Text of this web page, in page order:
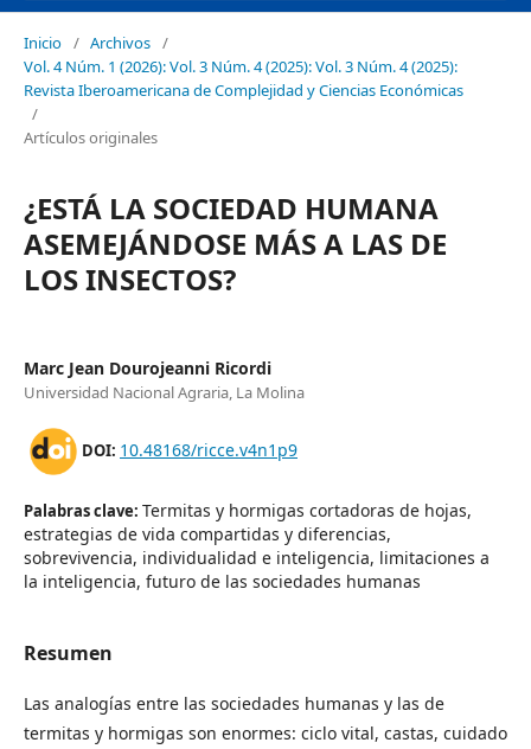
Inicio / Archivos /
Vol. 4 Núm. 1 (2026): Vol. 3 Núm. 4 (2025): Vol. 3 Núm. 4 (2025):
Revista Iberoamericana de Complejidad y Ciencias Económicas
/
Artículos originales
¿ESTÁ LA SOCIEDAD HUMANA
ASEMEJÁNDOSE MÁS A LAS DE
LOS INSECTOS?
Marc Jean Dourojeanni Ricordi
Universidad Nacional Agraria, La Molina
DOI: 10.48168/ricce.v4n1p9
Palabras clave: Termitas y hormigas cortadoras de hojas,
estrategias de vida compartidas y diferencias,
sobrevivencia, individualidad e inteligencia, limitaciones a
la inteligencia, futuro de las sociedades humanas
Resumen
Las analogías entre las sociedades humanas y las de
termitas y hormigas son enormes: ciclo vital, castas, cuidado